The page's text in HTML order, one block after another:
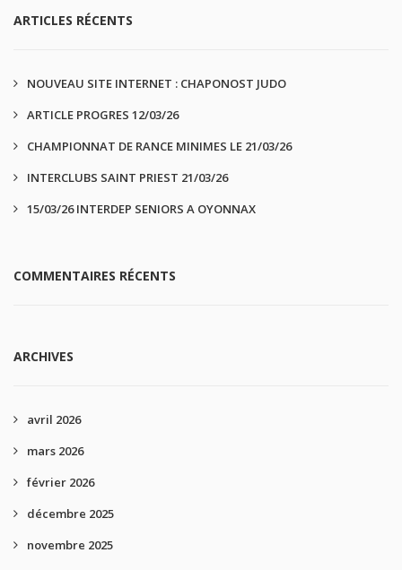
ARTICLES RÉCENTS
NOUVEAU SITE INTERNET : CHAPONOST JUDO
ARTICLE PROGRES 12/03/26
CHAMPIONNAT DE RANCE MINIMES LE 21/03/26
INTERCLUBS SAINT PRIEST 21/03/26
15/03/26 INTERDEP SENIORS A OYONNAX
COMMENTAIRES RÉCENTS
ARCHIVES
avril 2026
mars 2026
février 2026
décembre 2025
novembre 2025